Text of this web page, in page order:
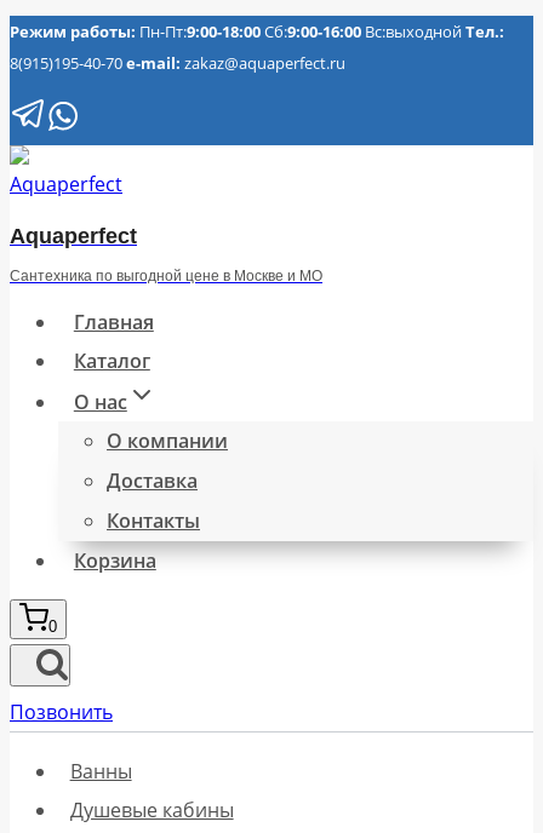
Перейти
к
содержимому
Режим работы: Пн-Пт:9:00-18:00Сб:9:00-16:00 Вс:выходнойТел.:
8(915)195-40-70e-mail: zakaz@aquaperfect.ru
Aquaperfect
Сантехника по выгодной цене в Москве и МО
Главная
Каталог
О нас
О компании
Доставка
Контакты
Корзина
0
Позвонить
Ванны
Душевые кабины